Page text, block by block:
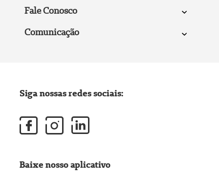
Fale Conosco
Comunicação
Siga nossas redes sociais:
Baixe nosso aplicativo